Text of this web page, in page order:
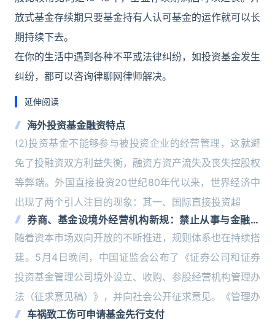
放式基金存续期只要基金持有人认可基金的运作就可以长
期持续下去。
在你的生活中遇到各种不平或法律纠纷，如投资基金发生
纠纷，都可以咨询律聊网律师解决。
延伸阅读
海外投资基金融资特点
(2)投资基金不能够参与被投资企业的经营管理，这就避
免了投融资双方利益失衡，融资方资产流失及丧失控股权
等弊端。外国直接投资20世纪80年代以来，世界经济中
出现了两个引人注目的现象：其一、国际直接投资超
券商、基金设境外经营机构新规：禁止从事与金融无
关业务
随着资本市场双向开放的不断推进，规则体系也在持续搭
建。5月4日晚间，中国证监会公布了《证券公司和证券
投资基金管理公司境外设立、收购、参股经营机构管理办
法（征求意见稿）》，并向社会公开征求意见。《管理办
车祸致工伤可申请基金先行支付